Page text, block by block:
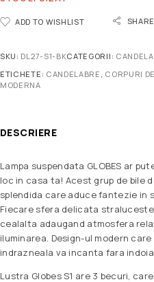
ADD TO WISHLIST SHARE
SKU: DL27-S1-BKCATEGORII:
ETICHETE: CANDELABRE CORPURI
MODERNA
DESCRIERE
Lampa suspendata GLOBES ar
loc in casa ta! Acest grup de bile
splendida care aduce fantezie in
Fiecare sfera delicata
cealalta adaugand atmosfera
iluminarea. Design-ul modern
indrazneala va incanta fara
Lustra Globes S1 are 3 becuri,